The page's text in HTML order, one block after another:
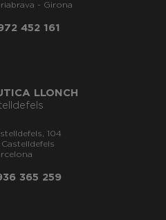
- Girona
452 161
LLONCH
104
365 259